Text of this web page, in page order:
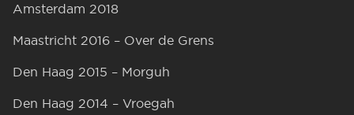
Amsterdam 2018
Maastricht 2016 – Over de Grens
Den Haag 2015 – Morguh
Den Haag 2014 – Vroegah